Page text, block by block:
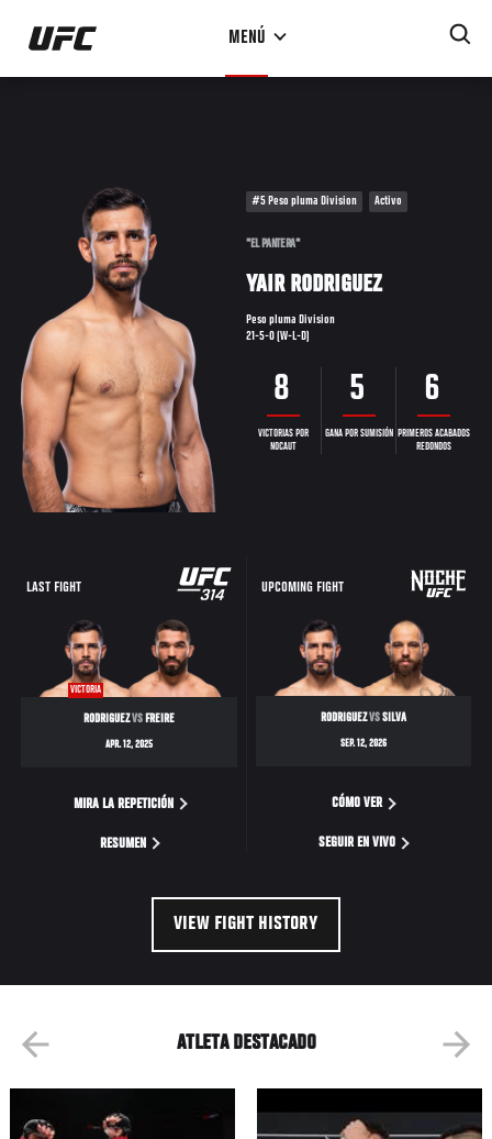
Pasar
contenido
MENÚ
#5 Peso pluma Division Activo
"EL PANTERA"
YAIR RODRIGUEZ
Peso pluma Division
21-5-0 (W-L-D)
8
VICTORIAS POR
NOCAUT
5
GANA POR SUMISIÓN
6
PRIMEROS ACABADOS
REDONDOS
LAST FIGHT
VICTORIA
RODRIGUEZVS FREIRE
APR. 12, 2025
MIRA LA REPETICIÓN
RESUMEN
UPCOMING FIGHT
RODRIGUEZVSSILVA
SEP. 12, 2026
CÓMO VER
SEGUIR EN VIVO
VIEW FIGHT HISTORY
ATLETA DESTACADO